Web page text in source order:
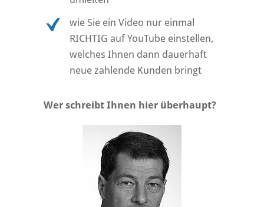
wie Sie ein Video nur einmal
RICHTIG auf YouTube einstellen,
welches Ihnen dann dauerhaft
neue zahlende Kunden bringt
Wer schreibt Ihnen hier überhaupt?